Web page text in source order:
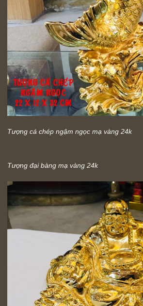
Tượng cá chép ngậm ngọc mạ vàng 24k
Tượng đại bàng mạ vàng 24k